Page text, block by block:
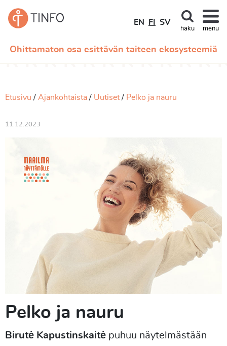
Ohittamaton osa esittävän taiteen ekosysteemiä
EN FI SV
haku menu
Etusivu Ajankohtaista Uutiset Pelko ja nauru
11.12.2023
Pelko ja nauru
Birutė Kapustinskaitė puhuu näytelmästään